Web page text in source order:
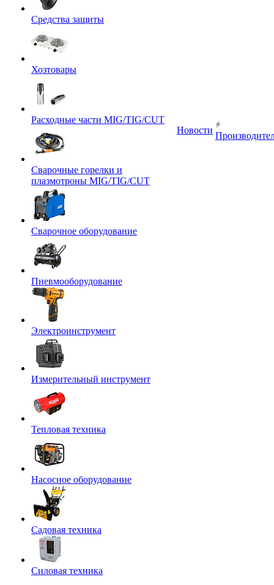
Средства защиты
Хозтовары
Расходные части MIG/TIG/CUT
Сварочные горелки и
плазмотроны MIG/TIG/CUT
Сварочное оборудование
Пневмооборудование
Электроинструмент
Измерительный инструмент
Тепловая техника
Насосное оборудование
Садовая техника
Силовая техника
Новости